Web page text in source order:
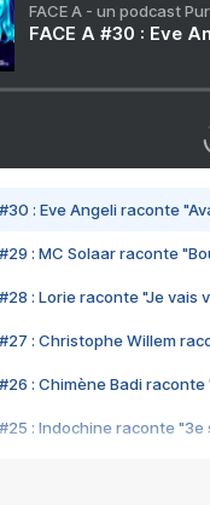
FACE A - un podcast
FACE A #30 : Eve
#30 : Eve Angeli raconte
#29 : MC Solaar raconte
#28 : Lorie raconte "Je vais
#27 : Christophe Willem
#26 : Chimène Badi
#25 : Indochine raconte "3e